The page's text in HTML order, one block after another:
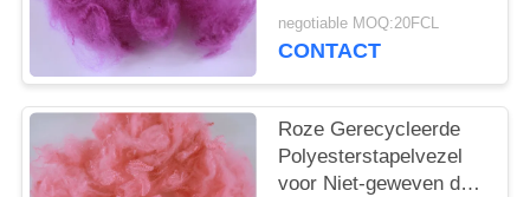
vertrager
Gerecycleerde
negotiable MOQ:20FCL
CONTACT
Roze Gerecycleerde
Polyesterstapelvezel
voor Niet-geweven de